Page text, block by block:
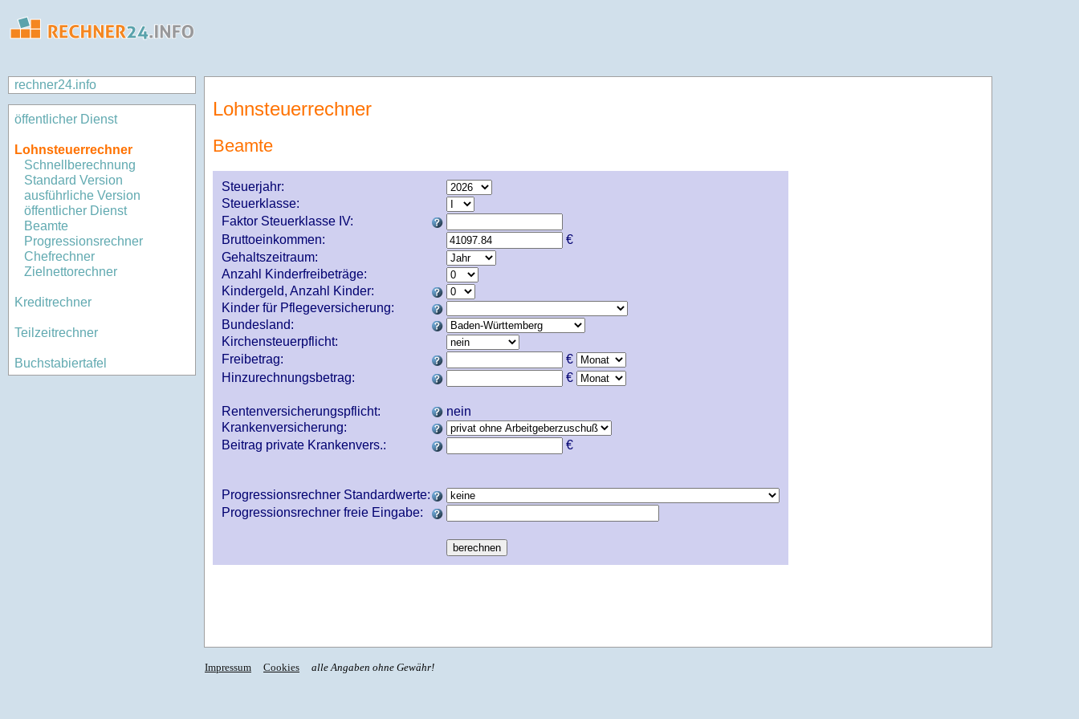
rechner24.info
öffentlicher Dienst
Lohnsteuerrechner
Schnellberechnung
Standard Version
ausführliche Version
öffentlicher Dienst
Beamte
Progressionsrechner
Chefrechner
Zielnettorechner
Kreditrechner
Teilzeitrechner
Buchstabiertafel
Lohnsteuerrechner
Beamte
Steuerjahr:
Steuerklasse:
Faktor Steuerklasse IV:
Bruttoeinkommen:
€
Gehaltszeitraum:
Anzahl Kinderfreibeträge:
Kindergeld, Anzahl Kinder:
Kinder für Pflegeversicherung:
Bundesland:
Kirchensteuerpflicht:
Freibetrag:
€
Hinzurechnungsbetrag:
€
Rentenversicherungspflicht:
nein
Krankenversicherung:
Beitrag private Krankenvers.:
€
Progressionsrechner Standardwerte:
Progressionsrechner freie Eingabe:
Impressum Cookies alle Angaben ohne Gewähr!